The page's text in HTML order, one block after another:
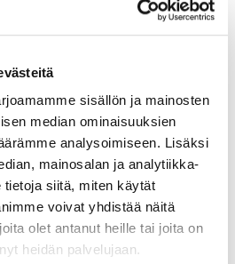
sisällön ja mainosten
median ominaisuuksien
analysoimiseen. Lisäksi
mainosalan ja analytiikka-
tietoja siitä, miten käytät
voivat yhdistää näitä
olet antanut heille tai joita on
heidän palvelujaan.
Tuvan marjaroseeviini